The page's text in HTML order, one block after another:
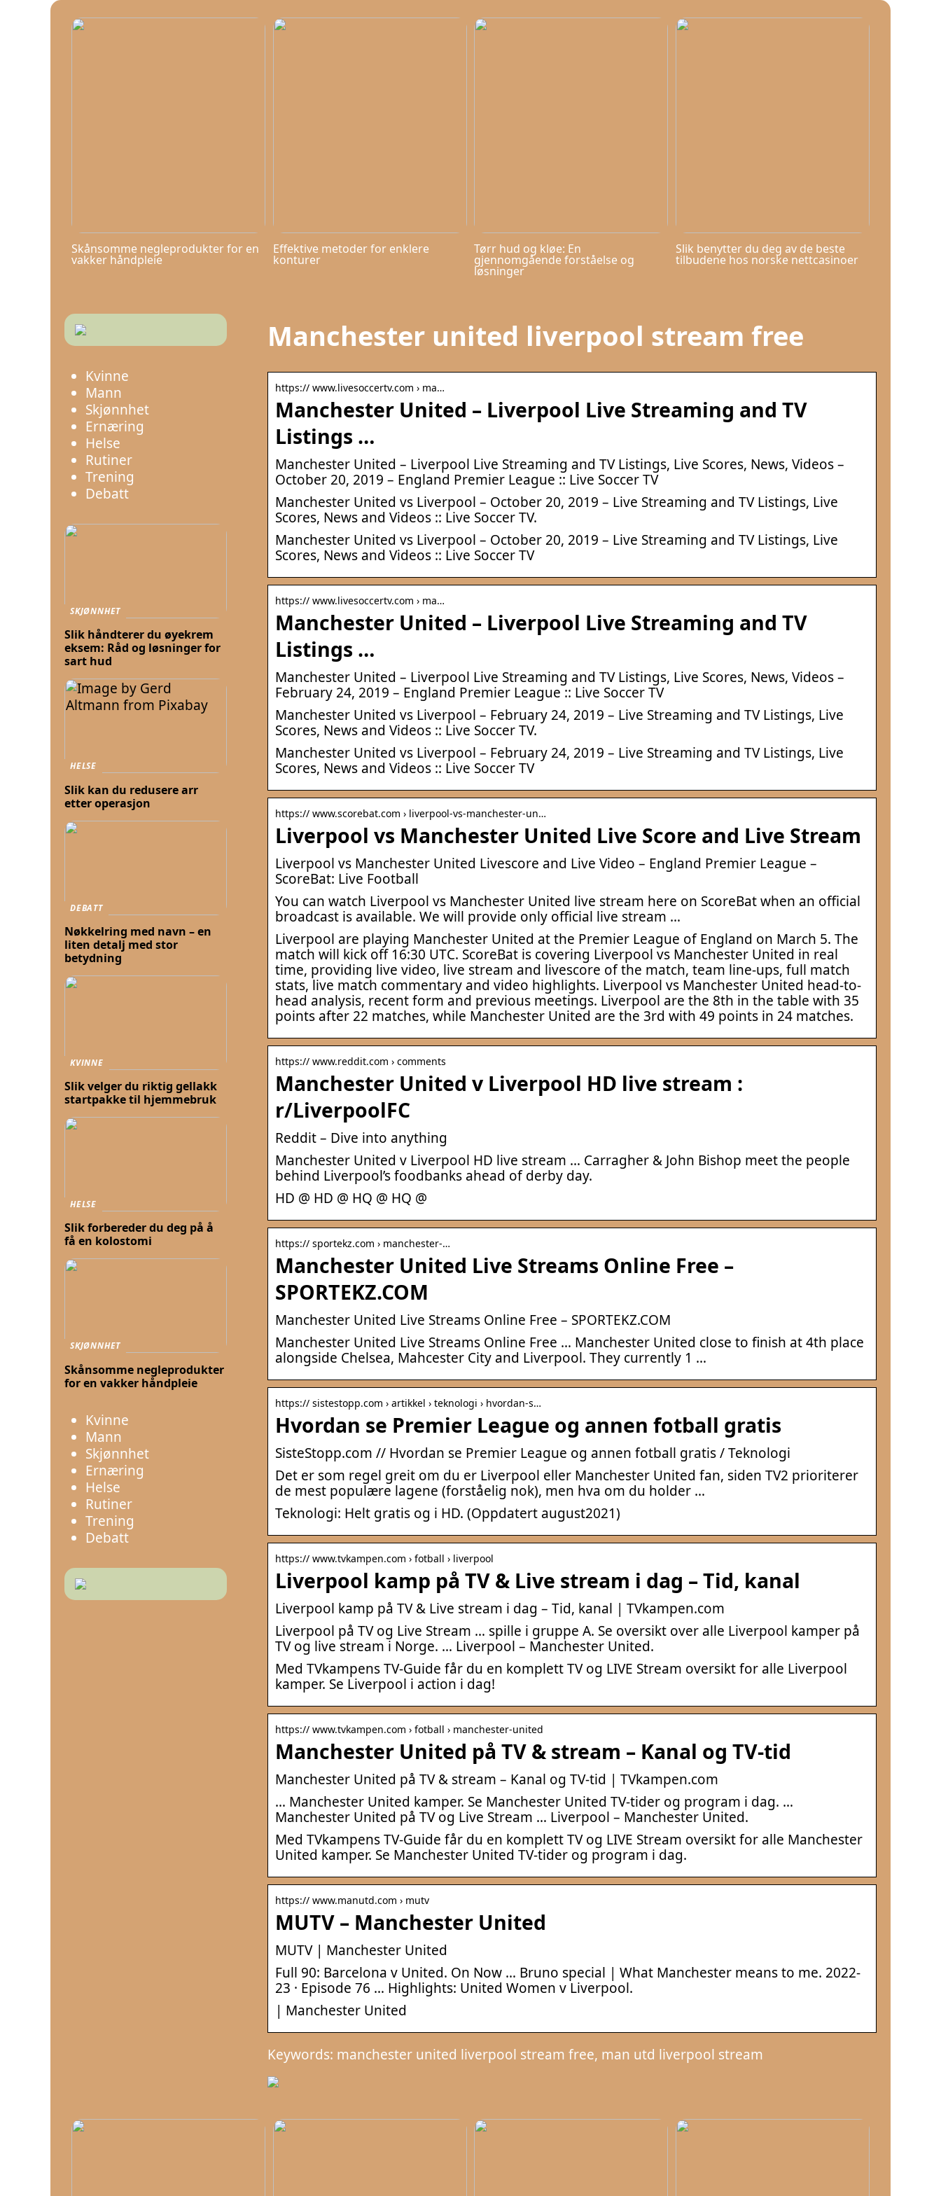
Skånsomme negleprodukter for en
vakker håndpleie
Effektive metoder for enklere
konturer
Tørr hud og kløe: En
gjennomgående forståelse og
løsninger
Slik benytter du deg av de beste
tilbudene hos norske nettcasinoer
Manchester united liverpool stream free
https:// www.livesoccertv.com › ma…
Manchester United – Liverpool Live Streaming and TV
Listings …
Manchester United – Liverpool Live Streaming and TV Listings, Live Scores, News, Videos –
October 20, 2019 – England Premier League :: Live Soccer TV
Manchester United vs Liverpool – October 20, 2019 – Live Streaming and TV Listings, Live
Scores, News and Videos :: Live Soccer TV.
Manchester United vs Liverpool – October 20, 2019 – Live Streaming and TV Listings, Live
Scores, News and Videos :: Live Soccer TV
https:// www.livesoccertv.com › ma…
Manchester United – Liverpool Live Streaming and TV
Listings …
Manchester United – Liverpool Live Streaming and TV Listings, Live Scores, News, Videos –
February 24, 2019 – England Premier League :: Live Soccer TV
Manchester United vs Liverpool – February 24, 2019 – Live Streaming and TV Listings, Live
Scores, News and Videos :: Live Soccer TV.
Manchester United vs Liverpool – February 24, 2019 – Live Streaming and TV Listings, Live
Scores, News and Videos :: Live Soccer TV
https:// www.scorebat.com › liverpool-vs-manchester-un…
Liverpool vs Manchester United Live Score and Live Stream
Liverpool vs Manchester United Livescore and Live Video – England Premier League –
ScoreBat: Live Football
You can watch Liverpool vs Manchester United live stream here on ScoreBat when an official
broadcast is available. We will provide only official live stream …
Liverpool are playing Manchester United at the Premier League of England on March 5. The
match will kick off 16:30 UTC. ScoreBat is covering Liverpool vs Manchester United in real
time, providing live video, live stream and livescore of the match, team line-ups, full match
stats, live match commentary and video highlights. Liverpool vs Manchester United head-to-
head analysis, recent form and previous meetings. Liverpool are the 8th in the table with 35
points after 22 matches, while Manchester United are the 3rd with 49 points in 24 matches.
https:// www.reddit.com › comments
Manchester United v Liverpool HD live stream :
r/LiverpoolFC
Reddit – Dive into anything
Manchester United v Liverpool HD live stream … Carragher & John Bishop meet the people
behind Liverpool’s foodbanks ahead of derby day.
HD @ HD @ HQ @ HQ @
https:// sportekz.com › manchester-…
Manchester United Live Streams Online Free –
SPORTEKZ.COM
Manchester United Live Streams Online Free – SPORTEKZ.COM
Manchester United Live Streams Online Free … Manchester United close to finish at 4th place
alongside Chelsea, Mahcester City and Liverpool. They currently 1 …
https:// sistestopp.com › artikkel › teknologi › hvordan-s…
Hvordan se Premier League og annen fotball gratis
SisteStopp.com // Hvordan se Premier League og annen fotball gratis / Teknologi
Det er som regel greit om du er Liverpool eller Manchester United fan, siden TV2 prioriterer
de mest populære lagene (forståelig nok), men hva om du holder …
Teknologi: Helt gratis og i HD. (Oppdatert august2021)
https:// www.tvkampen.com › fotball › liverpool
Liverpool kamp på TV & Live stream i dag – Tid, kanal
Liverpool kamp på TV & Live stream i dag – Tid, kanal | TVkampen.com
Liverpool på TV og Live Stream … spille i gruppe A. Se oversikt over alle Liverpool kamper på
TV og live stream i Norge. … Liverpool – Manchester United.
Med TVkampens TV-Guide får du en komplett TV og LIVE Stream oversikt for alle Liverpool
kamper. Se Liverpool i action i dag!
https:// www.tvkampen.com › fotball › manchester-united
Manchester United på TV & stream – Kanal og TV-tid
Manchester United på TV & stream – Kanal og TV-tid | TVkampen.com
… Manchester United kamper. Se Manchester United TV-tider og program i dag. …
Manchester United på TV og Live Stream … Liverpool – Manchester United.
Med TVkampens TV-Guide får du en komplett TV og LIVE Stream oversikt for alle Manchester
United kamper. Se Manchester United TV-tider og program i dag.
https:// www.manutd.com › mutv
MUTV – Manchester United
MUTV | Manchester United
Full 90: Barcelona v United. On Now … Bruno special | What Manchester means to me. 2022-
23 · Episode 76 … Highlights: United Women v Liverpool.
| Manchester United
Keywords: manchester united liverpool stream free, man utd liverpool stream
Kvinne
Mann
Skjønnhet
Ernæring
Helse
Rutiner
Trening
Debatt
SKJØNNHET
Slik håndterer du øyekrem
eksem: Råd og løsninger for
sart hud
HELSE
Slik kan du redusere arr
etter operasjon
DEBATT
Nøkkelring med navn – en
liten detalj med stor
betydning
KVINNE
Slik velger du riktig gellakk
startpakke til hjemmebruk
HELSE
Slik forbereder du deg på å
få en kolostomi
SKJØNNHET
Skånsomme negleprodukter
for en vakker håndpleie
Kvinne
Mann
Skjønnhet
Ernæring
Helse
Rutiner
Trening
Debatt